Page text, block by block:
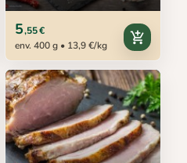
5,55 €
env. 400 g • 13,9 €/kg
add_shopping_cart